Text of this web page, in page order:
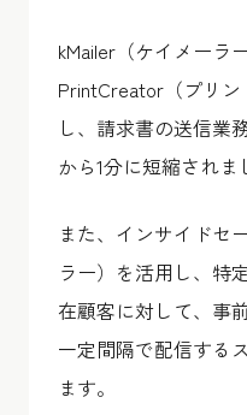
kMailer（ケイメーラ
PrintCreator（プリ
し、請求書の送信業
から1分に短縮されま
また、インサイドセ
ラー）を活用し、特
在顧客に対して、事
一定間隔で配信する
ます。